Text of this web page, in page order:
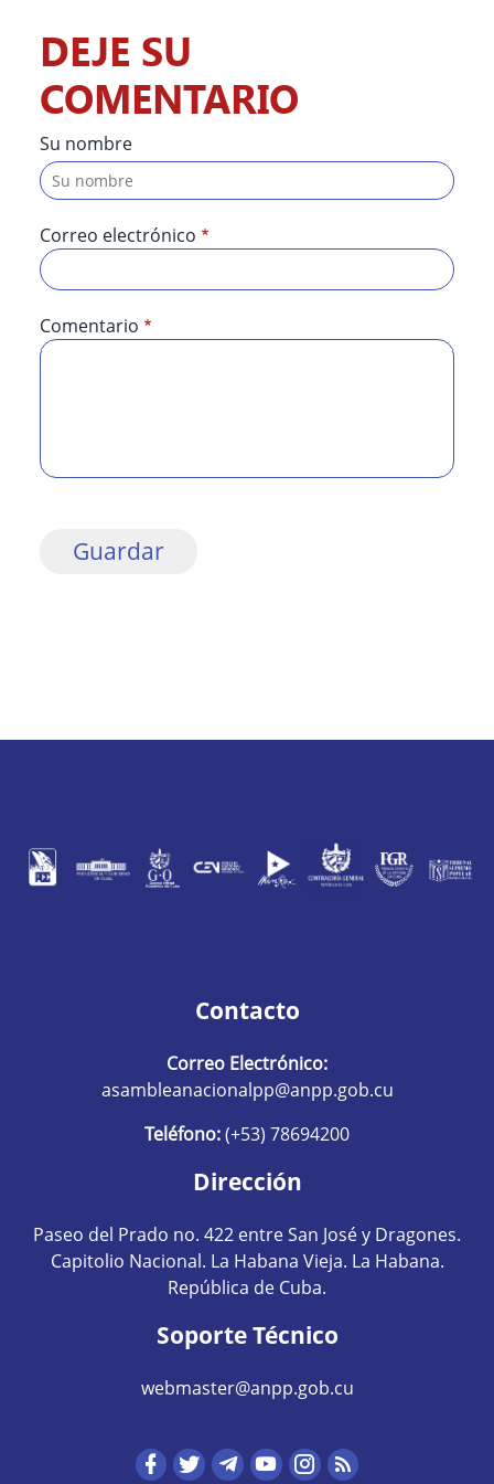
DEJE SU
COMENTARIO
Su nombre
Correo electrónico
Comentario
Contacto
Correo Electrónico:
asambleanacionalpp@anpp.gob.cu
Teléfono:(+53) 78694200
Dirección
Paseo del Prado no. 422 entre San José y Dragones.
Capitolio Nacional. La Habana Vieja. La Habana.
República de Cuba.
Soporte Técnico
webmaster@anpp.gob.cu
Redes sociales